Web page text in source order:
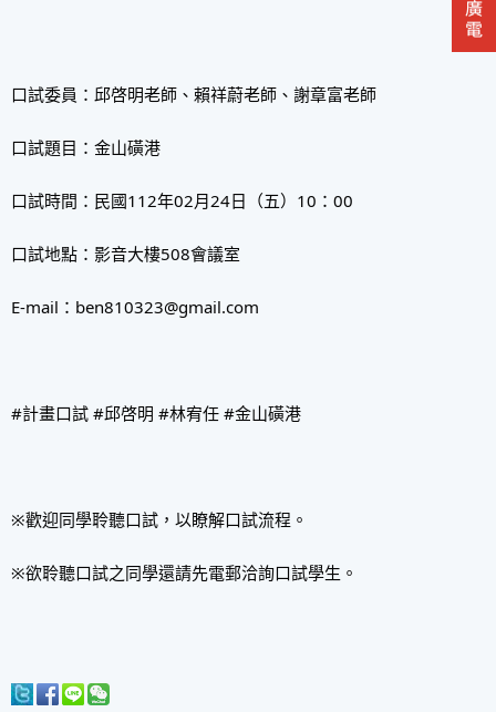
口試委員：邱啓明老師、賴祥蔚老師、謝章富老師
口試題目：金山磺港
口試時間：民國112年02月24日（五）10：00
口試地點：影音大樓508會議室
E-mail：ben810323@gmail.com
#計畫口試 #邱啓明 #林宥任 #金山磺港
※歡迎同學聆聽口試，以瞭解口試流程。
※欲聆聽口試之同學還請先電郵洽詢口試學生。